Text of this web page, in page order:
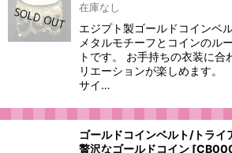
在庫なし
エジプト製ゴールドコインベ
メタルモチーフとコインのル
トです。 お手持ちの衣装に合
リエーションが楽しめます。
サイ…
ゴールドコインベルト/トライ
贅沢なゴールドコイン [